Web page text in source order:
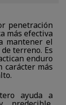
penetración
más efectiva
mantener el
terreno. Es
enduro
carácter más
ayuda a